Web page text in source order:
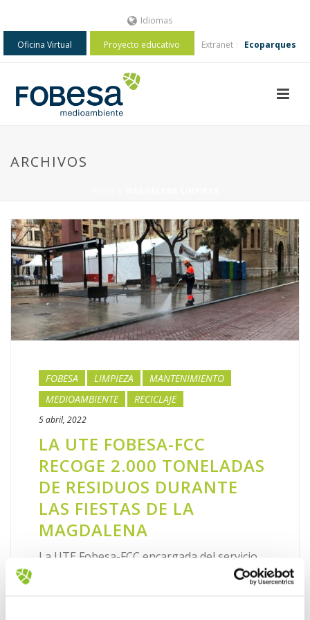
Idiomas
Oficina Virtual Proyecto educativo Extranet Ecoparques
ARCHIVOS
FOBESA LIMPIEZA
MANTENIMIENTO
MEDIOAMBIENTE
RECICLAJE
5 abril, 2022
LA UTE FOBESA-FCC
RECOGE 2.000 TONELADAS
DE RESIDUOS DURANTE
LAS FIESTAS DE LA
MAGDALENA
La UTE Fobesa-FCC encargada del servicio
municipal de limpieza y recogida de residuos
de Castelló ha recogido 1.962.000 kilos de